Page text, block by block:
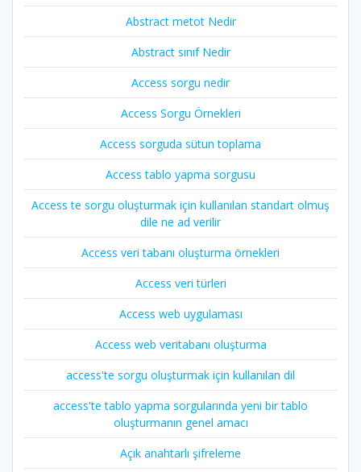
Abstract metot Nedir
Abstract sınıf Nedir
Access sorgu nedir
Access Sorgu Örnekleri
Access sorguda sütun toplama
Access tablo yapma sorgusu
Access te sorgu oluşturmak için kullanılan standart olmuş
dile ne ad verilir
Access veri tabanı oluşturma örnekleri
Access veri türleri
Access web uygulaması
Access web veritabanı oluşturma
access'te sorgu oluşturmak için kullanılan dil
access'te tablo yapma sorgularında yeni bir tablo
oluşturmanın genel amacı
Açık anahtarlı şifreleme